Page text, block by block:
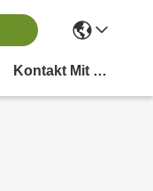
Kontakt Mit Uns